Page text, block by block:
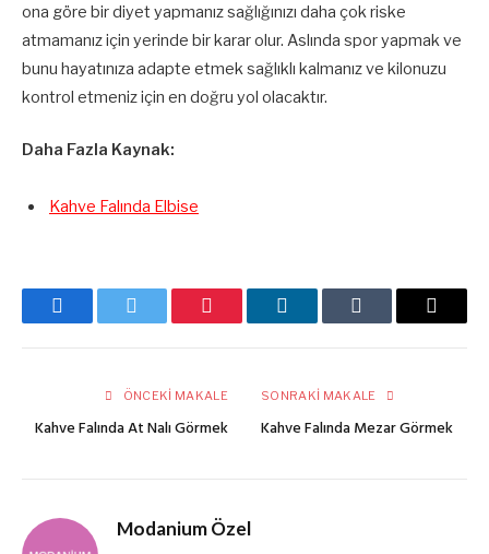
ona göre bir diyet yapmanız sağlığınızı daha çok riske
atmamanız için yerinde bir karar olur. Aslında spor yapmak ve
bunu hayatınıza adapte etmek sağlıklı kalmanız ve kilonuzu
kontrol etmeniz için en doğru yol olacaktır.
Daha Fazla Kaynak:
Kahve Falında Elbise
FacebookTwitter Pinterest LinkedInTumblr
E-
ÖNCEKI MAKALE
Kahve Falında At Nalı Görmek
SONRAKI MAKALE
Kahve Falında Mezar Görmek
Modanium Özel